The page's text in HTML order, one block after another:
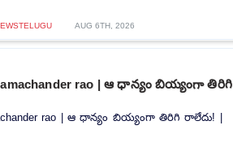
AUG 6TH, 2026
rao | ఆ ధాన్యం బియ్యంగా తిరిగి
rao | ఆ ధాన్యం బియ్యంగా తిరిగి రాలేదు! |